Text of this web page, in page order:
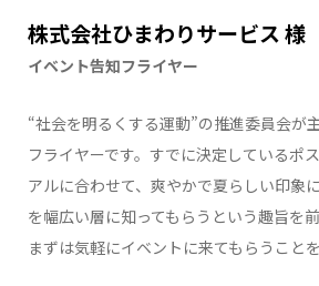
株式会社ひまわりサービス 様
イベント告知フライヤー
“社会を明るくする運動”の推進委員会が
フライヤーです。すでに決定しているポ
アルに合わせて、爽やかで夏らしい印象
を幅広い層に知ってもらうという趣旨を
まずは気軽にイベントに来てもらうこと